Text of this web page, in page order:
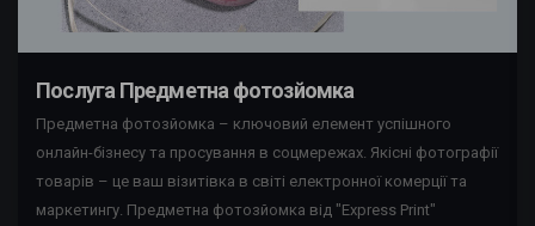
Послуга Предметна фотозйомка
Предметна фотозйомка – ключовий елемент успішного
онлайн-бізнесу та просування в соцмережах. Якісні фотографії
товарів – це ваш візитівка в світі електронної комерції та
маркетингу. Предметна фотозйомка від "Express Print"